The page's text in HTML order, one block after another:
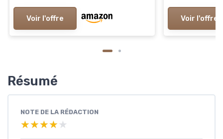
facile à utiliser, 4 préréglages
mousse, argent, ES601EU Luxe
Premier Argent
Voir l'offre
intégrés,
Gris Métalisé,
Voir l'offre
Résumé
NOTE DE LA RÉDACTION
★★★★★
★★★★★